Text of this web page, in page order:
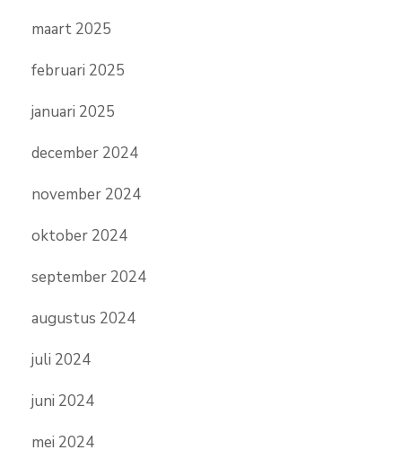
maart 2025
februari 2025
januari 2025
december 2024
november 2024
oktober 2024
september 2024
augustus 2024
juli 2024
juni 2024
mei 2024